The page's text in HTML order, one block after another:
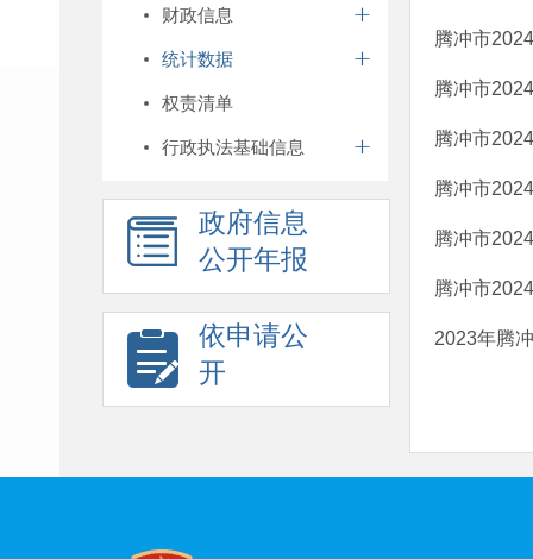
财政信息
统计数据
权责清单
行政执法基础信息
政府信息
公开年报
依申请公
开
腾冲市
腾冲市
腾冲市
腾冲市
腾冲市
腾冲市
2023年腾